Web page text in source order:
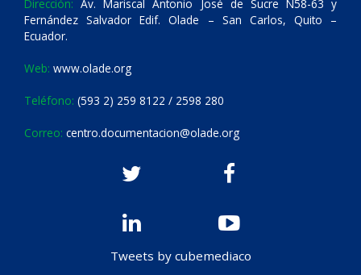
Dirección: Av. Mariscal Antonio José de Sucre N58-63 y
Fernández Salvador Edif. Olade – San Carlos, Quito –
Ecuador.
Web: www.olade.org
Teléfono: (593 2) 259 8122 / 2598 280
Correo: centro.documentacion@olade.org
Tweets by cubemediaco